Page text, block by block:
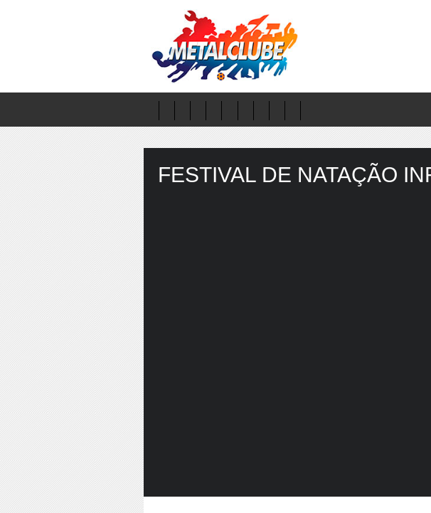
FESTIVAL DE NATAÇÃO